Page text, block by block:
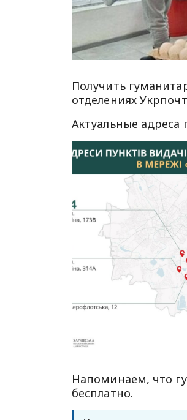
Получить
отделениях
Актуальные
Напоминаем, что
бесплатно.